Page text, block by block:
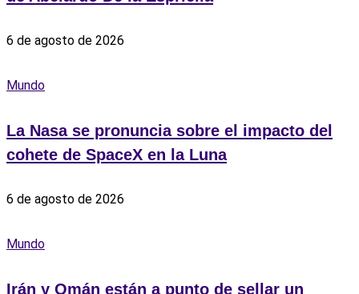
6 de agosto de 2026
Mundo
La Nasa se pronuncia sobre el impacto del
cohete de SpaceX en la Luna
6 de agosto de 2026
Mundo
Irán y Omán están a punto de sellar un